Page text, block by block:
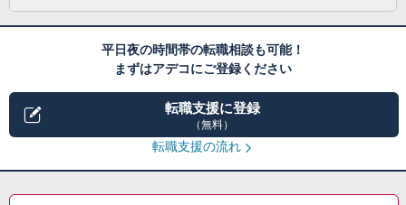
平日夜の時間帯の転職相談も可能！
まずはアデコにご登録ください
転職支援に登録
（無料）
転職支援の流れ